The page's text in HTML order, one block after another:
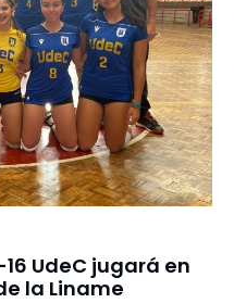
UdeC jugará en
la Liname